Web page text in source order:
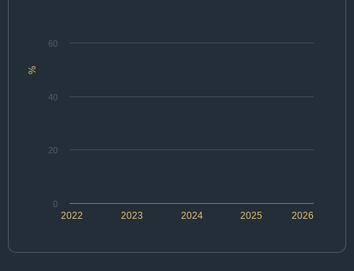
%
2022 2024 2026
2023 2025
0
20
40
60